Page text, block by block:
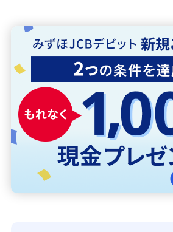
みずほJCBデビットの各種お手
みずほJCBデビット総合規定集
初めてでも分かるデビットカー
みずほWallet
J-Coin Pay